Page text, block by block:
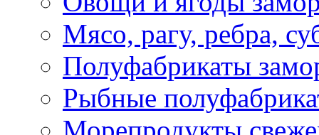
Мясо, рагу, ребра,
Полуфабрикаты
Рыбные